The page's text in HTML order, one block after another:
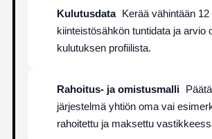
Kulutusdata Kerää vähintään
kiinteistösähkön tuntidata ja arvio
kulutuksen profiilista.
Rahoitus- ja omistusmalli
järjestelmä yhtiön oma vai
rahoitettu ja maksettu